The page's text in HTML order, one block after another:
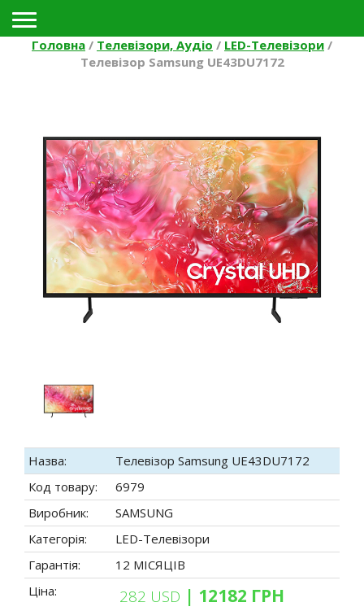
Головна / Телевізори, Аудіо / LED-Телевізори /
Телевізор Samsung UE43DU7172
Назва:
Телевізор Samsung UE43DU7172
Код товару:
6979
Виробник:
SAMSUNG
Категорія:
LED-Телевізори
Гарантія:
12 МІСЯЦІВ
Ціна:
282 USD | 12182 ГРН